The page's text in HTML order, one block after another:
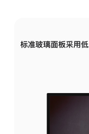
标准玻璃面板采用